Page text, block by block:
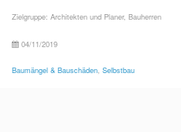
Zielgruppe: Architekten und Planer, Bauherren
04/11/2019
Baumängel & Bauschäden, Selbstbau